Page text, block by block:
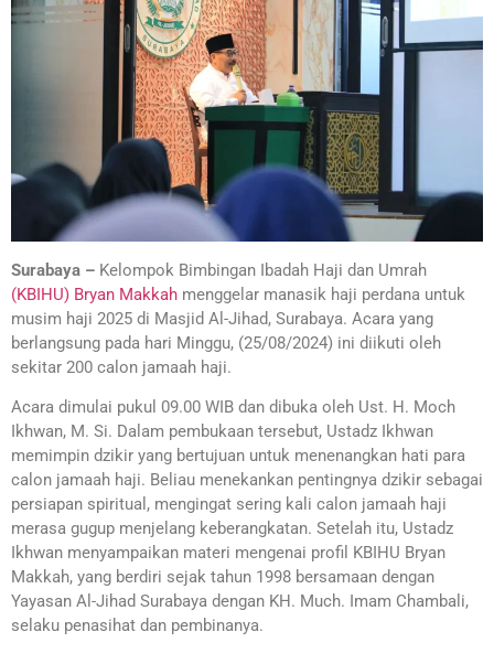
Surabaya – Kelompok Bimbingan Ibadah Haji dan Umrah
(KBIHU) Bryan Makkah menggelar manasik haji perdana untuk
musim haji 2025 di Masjid Al-Jihad, Surabaya. Acara yang
berlangsung pada hari Minggu, (25/08/2024) ini diikuti oleh
sekitar 200 calon jamaah haji.
Acara dimulai pukul 09.00 WIB dan dibuka oleh Ust. H. Moch
Ikhwan, M. Si. Dalam pembukaan tersebut, Ustadz Ikhwan
memimpin dzikir yang bertujuan untuk menenangkan hati para
calon jamaah haji. Beliau menekankan pentingnya dzikir sebagai
persiapan spiritual, mengingat sering kali calon jamaah haji
merasa gugup menjelang keberangkatan. Setelah itu, Ustadz
Ikhwan menyampaikan materi mengenai profil KBIHU Bryan
Makkah, yang berdiri sejak tahun 1998 bersamaan dengan
Yayasan Al-Jihad Surabaya dengan KH. Much. Imam Chambali,
selaku penasihat dan pembinanya.